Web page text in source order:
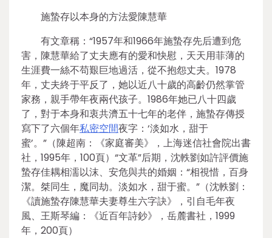
施蟄存以本身的方法愛陳慧華
有文章稱：“1957年和1966年施蟄存先后遭到危
害，陳慧華給了丈夫應有的愛和快慰，天天用菲薄的
生涯費一絲不苟艱巨地過活，從不抱怨丈夫。1978
年，丈夫終于平反了，她以近八十歲的高齡仍然掌管
家務，親手帶年夜兩代孩子。1986年她已八十四歲
了，對于本身和衷共濟五十七年的老伴，施蟄存傳授
寫下了六個年私密空間夜字：‘淡如水，甜于
蜜’。”（陳超南：《家庭審美》，上海迷信社會院出書
社，1995年，100頁）“文革”后期，沈軼劉如許評價施
蟄存佳耦相濡以沫、安危與共的婚姻：“相視惜，百身
潔。桀同生，魔同劫。淡如水，甜于蜜。”（沈軼劉：
《讀施蟄存陳慧華夫妻尊生六字訣》，引自毛年夜
風、王斯琴編：《近百年詩鈔》，岳麓書社，1999
年，200頁）